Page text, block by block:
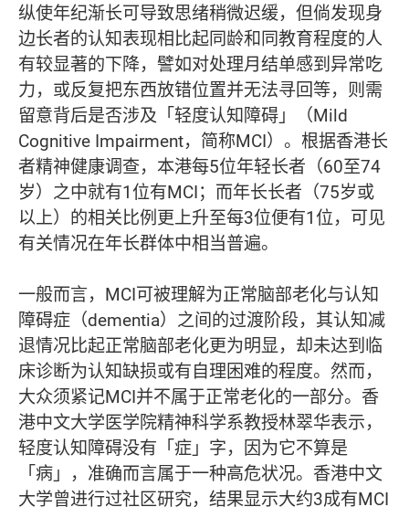
纵使年纪渐长可导致思绪稍微迟缓，但倘发现身
边长者的认知表现相比起同龄和同教育程度的人
有较显著的下降，譬如对处理月结单感到异常吃
力，或反复把东西放错位置并无法寻回等，则需
留意背后是否涉及「轻度认知障碍」（Mild
Cognitive Impairment，简称MCI）。根据香港长
者精神健康调查，本港每5位年轻长者（60至74
岁）之中就有1位有MCI；而年长长者（75岁或
以上）的相关比例更上升至每3位便有1位，可见
有关情况在年长群体中相当普遍。
一般而言，MCI可被理解为正常脑部老化与认知
障碍症（dementia）之间的过渡阶段，其认知减
退情况比起正常脑部老化更为明显，却未达到临
床诊断为认知缺损或有自理困难的程度。然而，
大众须紧记MCI并不属于正常老化的一部分。香
港中文大学医学院精神科学系教授林翠华表示，
轻度认知障碍没有「症」字，因为它不算是
「病」，准确而言属于一种高危状况。香港中文
大学曾进行过社区研究，结果显示大约3成有MCI